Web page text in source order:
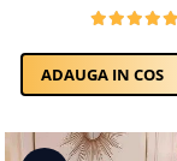
ADAUGA IN COS